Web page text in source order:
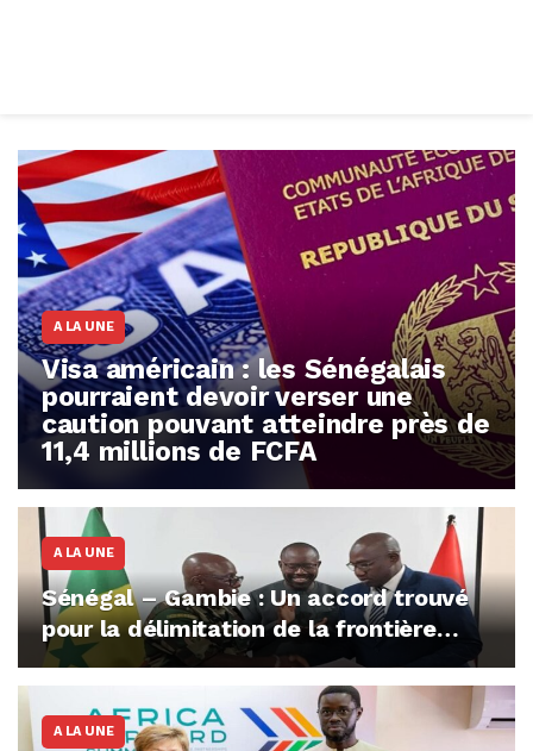
A LA UNE
Visa américain : les Sénégalais
pourraient devoir verser une
caution pouvant atteindre près de
11,4 millions de FCFA
A LA UNE
Sénégal – Gambie : Un accord trouvé
pour la délimitation de la frontière
commune, après l’incident de Bullock
A LA UNE